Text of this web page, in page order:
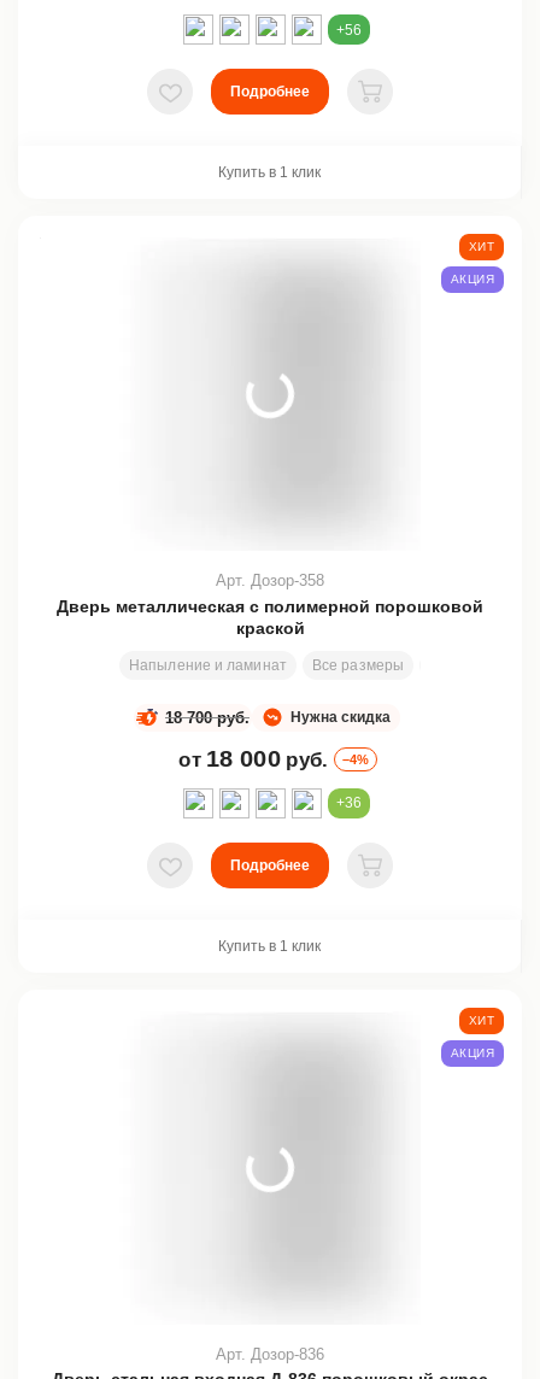
+56
В избранное
Подробнее
В корзину
Купить в 1 клик
Дверь металлическая с полимерной порошковой
краской
Напыление и ламинат Все размеры
Арт. Дозор-358
Нужна скидка
18 700 руб.
от 18 000 руб. –4%
ХИТ
АКЦИЯ
+36
В избранное
Подробнее
В корзину
Купить в 1 клик
Арт. Дозор-836
ХИТ
АКЦИЯ